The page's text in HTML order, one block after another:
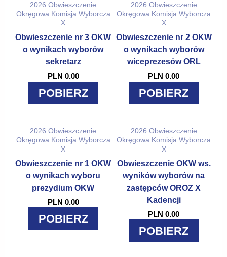
2026Obwieszczenie
Okręgowa Komisja Wyborcza
X
Obwieszczenie nr 3 OKW
o wynikach wyborów
sekretarz
PLN 0.00
POBIERZ
2026 Obwieszczenie
Okręgowa Komisja Wyborcza
X
Obwieszczenie nr 2 OKW
o wynikach wyborów
wiceprezesów ORL
PLN 0.00
POBIERZ
2026Obwieszczenie
Okręgowa Komisja Wyborcza
X
Obwieszczenie nr 1 OKW
o wynikach wyboru
prezydium OKW
PLN 0.00
POBIERZ
2026 Obwieszczenie
Okręgowa Komisja Wyborcza
X
Obwieszczenie OKW ws.
wyników wyborów na
zastępców OROZ X
Kadencji
PLN 0.00
POBIERZ